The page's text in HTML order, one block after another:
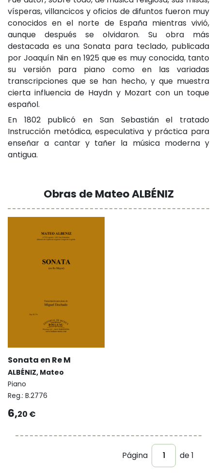
vísperas, villancicos y oficios de difuntos fueron muy
conocidos en el norte de España mientras vivió,
aunque después se olvidaron. Su obra más
destacada es una Sonata para teclado, publicada
por Joaquín Nin en 1925 que es muy conocida, tanto
su versión para piano como en las variadas
transcripciones que se han hecho, y que muestra
cierta influencia de Haydn y Mozart con un toque
español.
En 1802 publicó en San Sebastián el tratado
Instrucción metódica, especulativa y práctica para
enseñar a cantar y tañer la música moderna y
antigua.
Obras de Mateo ALBÉNIZ
Sonata en Re M
ALBÉNIZ, Mateo
Piano
Reg.: B.2776
6,20 €
Página de 1